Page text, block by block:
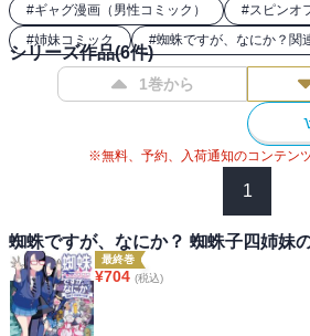
#ギャグ漫画（男性コミック） #スピンオ
#姉妹コミック #蜘蛛ですが、なにか？関
シリーズ作品(6件)
1巻から
※無料、予約、入荷通知のコンテン
1
蜘蛛ですが、なにか？ 蜘蛛子四姉妹
最終巻
¥704 (税込)